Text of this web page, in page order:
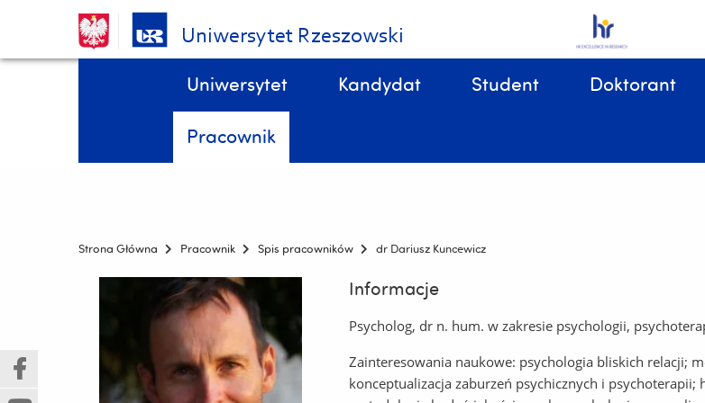
Uniwersytet Rzeszowski
Menu - górna belka
Pomiń
treści
Uniwersytet Kandydat Student Doktorant
Pracownik
(Nowe
okno)
(Link
do
Strona Główna Pracownik Spis pracowników dr Dariusz Kuncewicz
Informacje
Psycholog, dr n. hum. w zakresie psychologii,
Zainteresowania naukowe: psychologia bliskich relacji;
konceptualizacja zaburzeń psychicznych i